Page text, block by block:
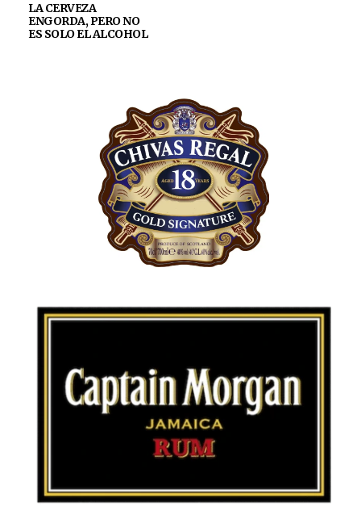
LA CERVEZA
ENGORDA, PERO NO
ES SOLO EL ALCOHOL